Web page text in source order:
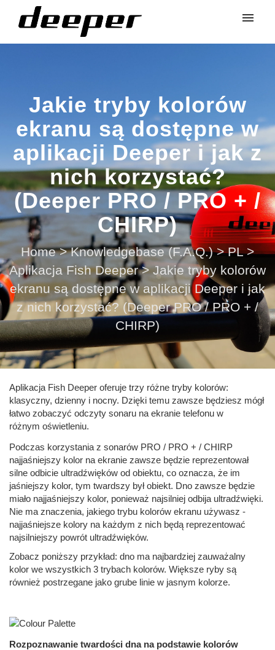
Jakie tryby kolorów
ekranu są dostępne w
aplikacji Deeper i jak z
nich korzystać?
(Deeper PRO / PRO + /
CHIRP)
Home > Knowledgebase (F.A.Q.) > PL >
Aplikacja Fish Deeper > Jakie tryby kolorów
ekranu są dostępne w aplikacji Deeper i jak
z nich korzystać? (Deeper PRO / PRO + /
CHIRP)
Aplikacja Fish Deeper oferuje trzy różne tryby kolorów:
klasyczny, dzienny i nocny. Dzięki temu zawsze będziesz mógł
łatwo zobaczyć odczyty sonaru na ekranie telefonu w
różnym oświetleniu.
Podczas korzystania z sonarów PRO / PRO + / CHIRP
najjaśniejszy kolor na ekranie zawsze będzie reprezentował
silne odbicie ultradźwięków od obiektu, co oznacza, że ​​im
jaśniejszy kolor, tym twardszy był obiekt. Dno zawsze będzie
miało najjaśniejszy kolor, ponieważ najsilniej odbija ultradźwięki.
Nie ma znaczenia, jakiego trybu kolorów ekranu używasz -
najjaśniejsze kolory na każdym z nich będą reprezentować
najsilniejszy powrót ultradźwięków.
Zobacz poniższy przykład: dno ma najbardziej zauważalny
kolor we wszystkich 3 trybach kolorów. Większe ryby są
również postrzegane jako grube linie w jasnym kolorze.
Rozpoznawanie twardości dna na podstawie kolorów